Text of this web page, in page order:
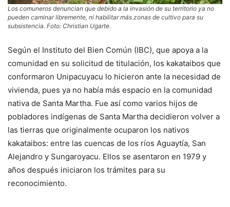
Los comuneros denuncian que debido a la invasión de su territorio ya no
pueden caminar libremente, ni habilitar más zonas de cultivo para su
subsistencia. Foto: Christian Ugarte.
Según el Instituto del Bien Común (IBC), que apoya a la
comunidad en su solicitud de titulación, los kakataibos que
conformaron Unipacuyacu lo hicieron ante la necesidad de
vivienda, pues ya no había más espacio en la comunidad
nativa de Santa Martha. Fue así como varios hijos de
pobladores indígenas de Santa Martha decidieron volver a
las tierras que originalmente ocuparon los nativos
kakataibos: entre las cuencas de los ríos Aguaytía, San
Alejandro y Sungaroyacu. Ellos se asentaron en 1979 y
años después iniciaron los trámites para su
reconocimiento.